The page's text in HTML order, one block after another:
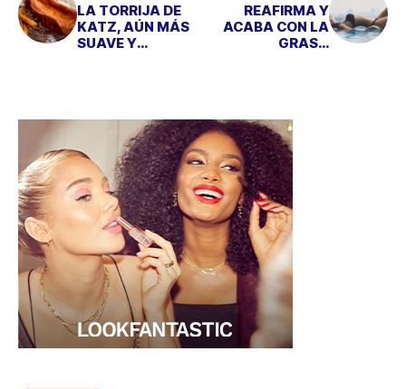
LA TORRIJA DE
KATZ, AÚN MÁS
SUAVE Y
REAFIRMA Y
ACABA CON LA
GRASA